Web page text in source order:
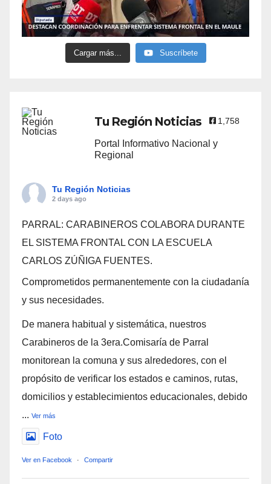
Cargar más... Suscríbete
Tu Región Noticias 1,758
Portal Informativo Nacional y
Regional
Tu Región Noticias
2 days ago
PARRAL: CARABINEROS COLABORA DURANTE
EL SISTEMA FRONTAL CON LA ESCUELA
CARLOS ZÚÑIGA FUENTES.
Comprometidos permanentemente con la ciudadanía
y sus necesidades.
De manera habitual y sistemática, nuestros
Carabineros de la 3era.Comisaría de Parral
monitorean la comuna y sus alrededores, con el
propósito de verificar los estados e caminos, rutas,
domicilios y establecimientos educacionales, debido
... Ver más
Foto
Ver en Facebook · Compartir